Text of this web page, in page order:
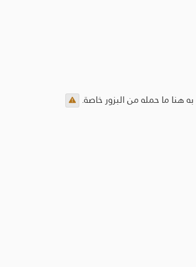
هنا ما حمله من البزور خاصة.